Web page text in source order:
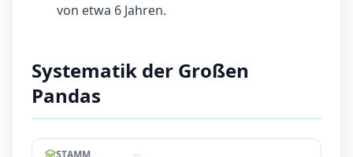
von etwa 6 Jahren.
Systematik der Großen
Pandas